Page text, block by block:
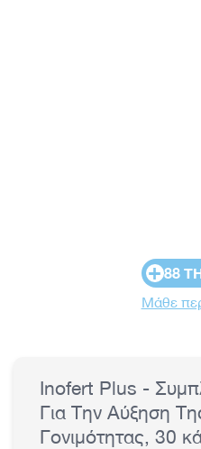
+88
Μάθε
Inofert Plus -
Για Την Αύξηση
Γονιμότητας, 30